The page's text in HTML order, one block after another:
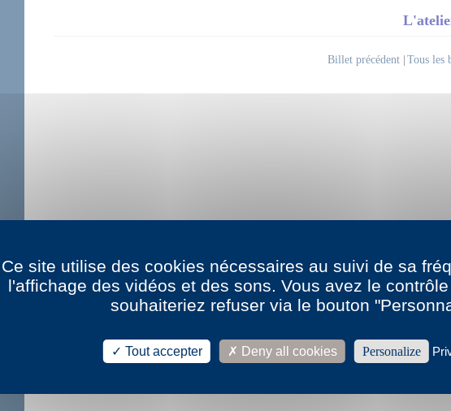
Billet précédent | Tous les
Ce site utilise des cookies nécessaires au suivi de sa
l'affichage des vidéos et des sons. Vous avez le
souhaiteriez refuser via le bouton
Tout accepter Deny all cookies Personalize